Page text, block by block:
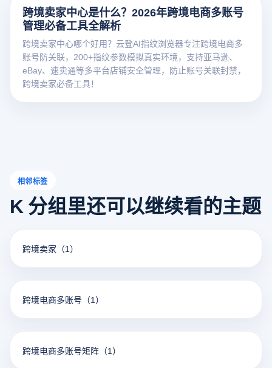
跨境卖家中心是什么？2026年跨境电商多账号
管理必备工具全解析
跨境卖家中心哪个好用？云登AI指纹浏览器专注跨境电商多
账号防关联，200+指纹参数模拟真实环境，支持亚马逊、
eBay、速卖通等多平台店铺安全管理，防止账号关联封禁，
跨境卖家必备工具！
相邻标签
K 分组里还可以继续看的主题
跨境卖家 （1）
跨境电商多账号 （1）
跨境电商多账号矩阵 （1）